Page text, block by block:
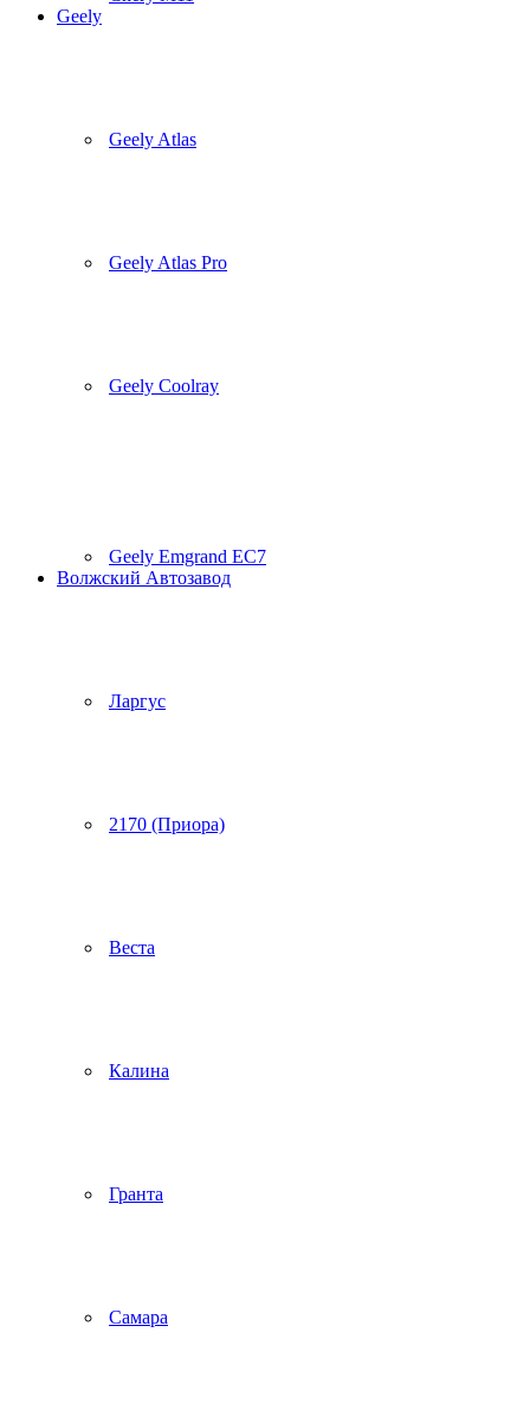
Geely
Geely Atlas
Geely Atlas Pro
Geely Coolray
Geely Emgrand EC7
Волжский Автозавод
Ларгус
2170 (Приора)
Веста
Калина
Гранта
Самара